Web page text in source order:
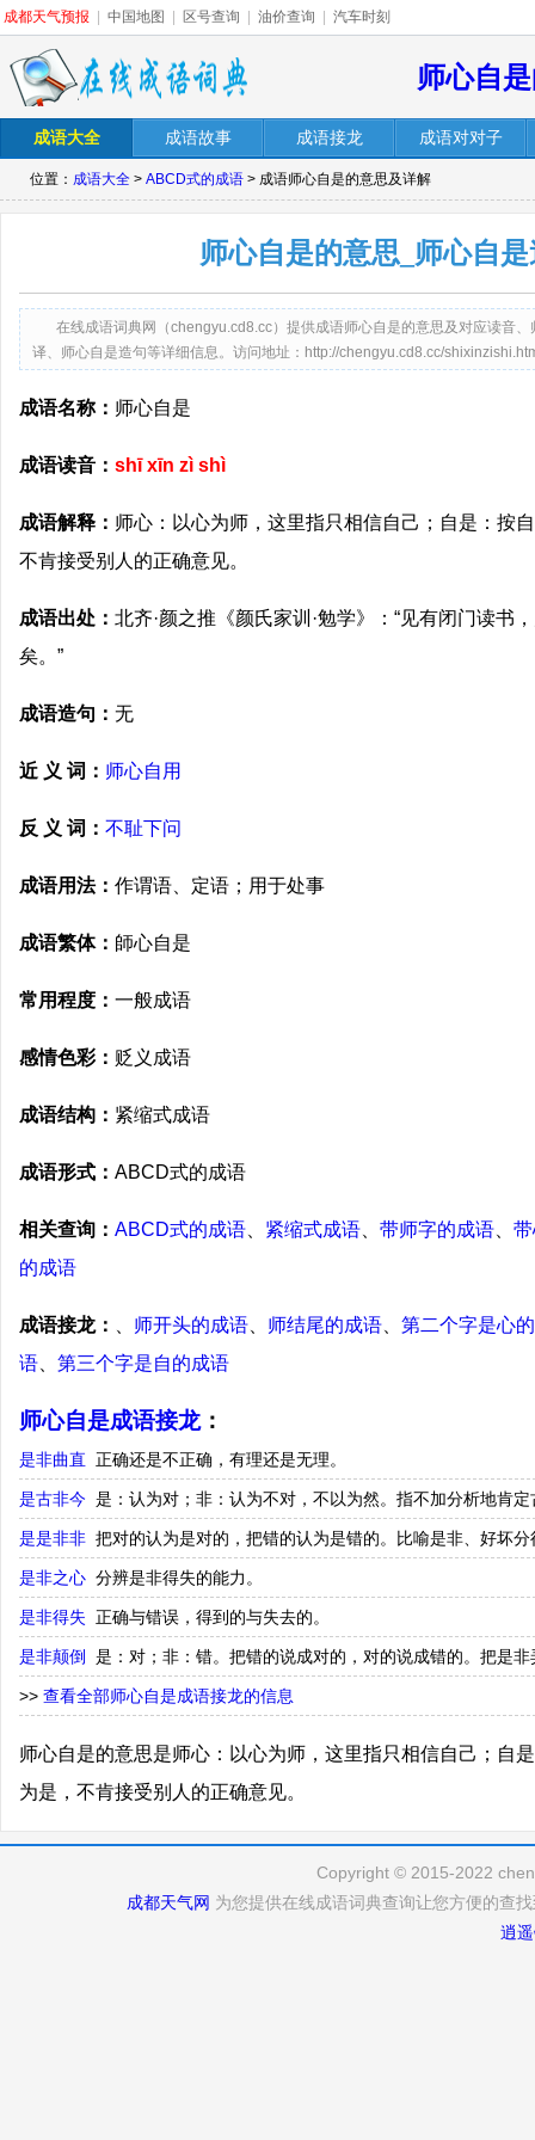
成都天气预报 中国地图 区号查询 油价查询 汽车时刻
师心自
成语大全 成语故事 成语接龙 成语对对子
位置： 成语大全 > ABCD式的成语 > 成语师心自是的意思及详解
师心自是的意思_师心自
在线成语词典网（chengyu.cd8.cc）提供成语师心自是的意思及对应读音
译、师心自是造句等详细信息。访问地址：http://chengyu.cd8.cc/
成语名称： 师心自是
成语读音： shī xīn zì shì
成语解释： 师心：以心为师，这里指只相信自己；自是：按
不肯接受别人的正确意见。
成语出处： 北齐·颜之推《颜氏家训·勉学》：“见有闭门读书
矣。”
成语造句： 无
近 义 词： 师心自用
反 义 词： 不耻下问
成语用法： 作谓语、定语；用于处事
成语繁体： 師心自是
常用程度： 一般成语
感情色彩： 贬义成语
成语结构： 紧缩式成语
成语形式： ABCD式的成语
相关查询： ABCD式的成语 紧缩式成语 带师字的成语
的成语
成语接龙： 师开头的成语 师结尾的成语
第二个字是心
语
第三个字是自的成语
师心自是成语接龙：
是非曲直 正确还是不正确，有理还是无理。
是古非今 是：认为对；非：认为不对，不以为然。指不加分析地肯
是是非非 把对的认为是对的，把错的认为是错的。比喻是非、好坏
是非之心 分辨是非得失的能力。
是非得失 正确与错误，得到的与失去的。
是非颠倒 是：对；非：错。把错的说成对的，对的说成错的。把是非
>> 查看全部师心自是成语接龙的信息
师心自是的意思是师心：以心为师，这里指只相信自己；自
为是，不肯接受别人的正确意见。
Copyright © 2015-2022
成都天气网 为您提供在线成语词典查询让您方便的查
逍